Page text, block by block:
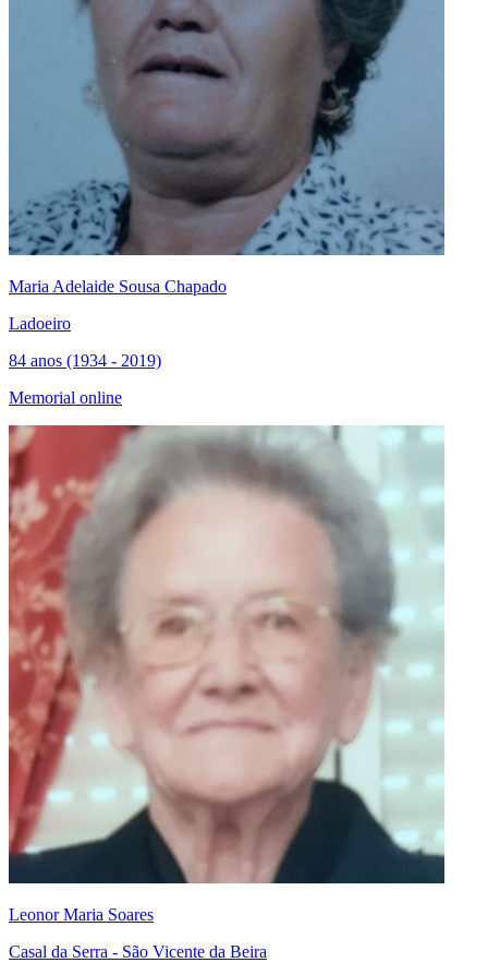
Maria Adelaide Sousa Chapado
Ladoeiro
84 anos (1934 - 2019)
Memorial online
Leonor Maria Soares
Casal da Serra - São Vicente da Beira